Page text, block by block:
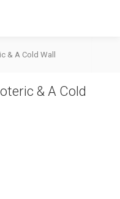
& A Cold Wall
& A Cold